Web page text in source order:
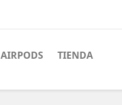
AIRPODS TIENDA